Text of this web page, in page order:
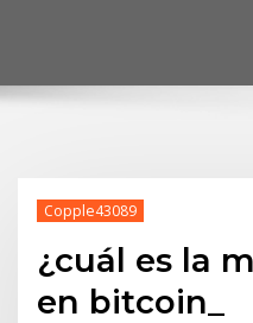
Copple43089
¿cuál es la
en bitcoin_